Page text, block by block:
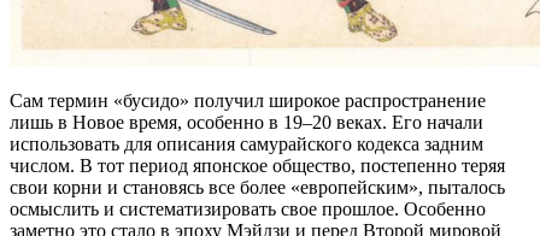
Сам термин «бусидо» получил широкое распространение
лишь в Новое время, особенно в 19–20 веках. Его начали
использовать для описания самурайского кодекса задним
числом. В тот период японское общество, постепенно теряя
свои корни и становясь все более «европейским», пыталось
осмыслить и систематизировать свое прошлое. Особенно
заметно это стало в эпоху Мэйдзи и перед Второй мировой